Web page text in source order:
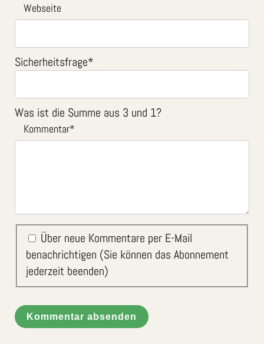
Webseite
Sicherheitsfrage*
Was ist die Summe aus 3 und 1?
Kommentar*
Über neue Kommentare per E-Mail
benachrichtigen (Sie können das Abonnement
jederzeit beenden)
Kommentar absenden